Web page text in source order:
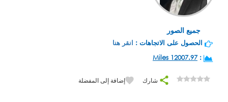
جميع الصور
الحصول على الاتجاهات : انقر هنا
:
12007.97 Miles
شارك إضافة إلى المفضلة